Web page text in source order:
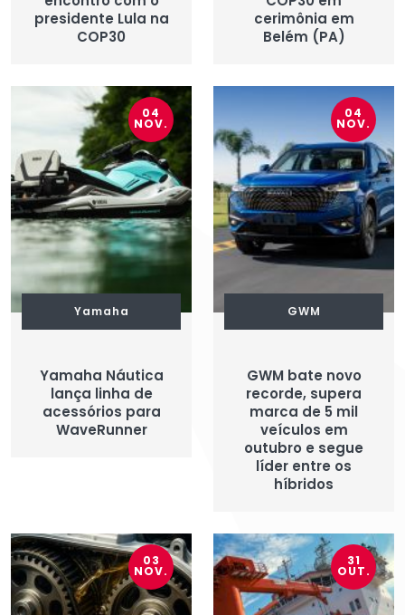
presidente Lula na
COP30
cerimônia em
Belém (PA)
04
NOV.
Yamaha
Yamaha Náutica
lança linha de
acessórios para
WaveRunner
04
NOV.
GWM
GWM bate novo
recorde, supera
marca de 5 mil
veículos em
outubro e segue
líder entre os
híbridos
03
NOV.
31
OUT.